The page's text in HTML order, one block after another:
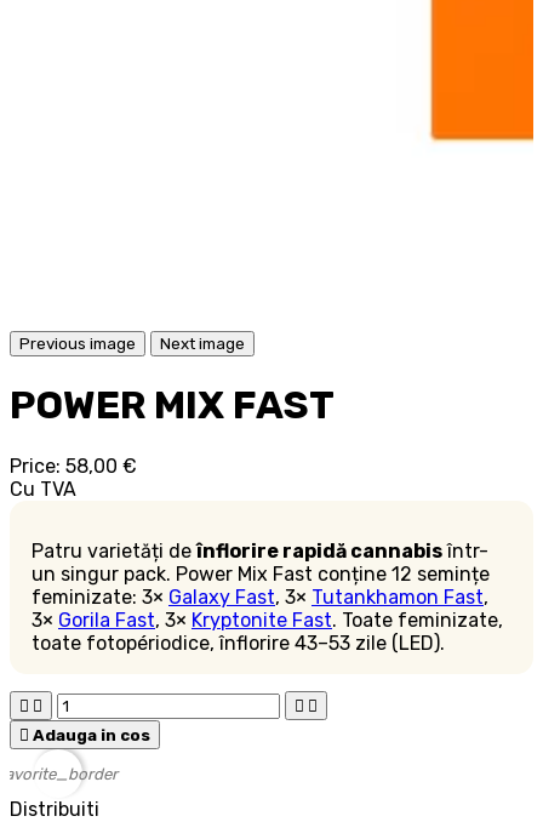
Previous image Next image
POWER MIX FAST
Price: 58,00 €
Cu TVA
Patru varietăți deînflorire rapidă cannabisîntr-
un singur pack. Power Mix Fast conține 12 semințe
feminizate: 3× Galaxy Fast, 3× Tutankhamon Fast,
3× Gorila Fast, 3× Kryptonite Fast. Toate feminizate,
toate fotopériodice, înflorire 43–53 zile (LED).
   
 Adauga in cos
favorite_border
Distribuiti